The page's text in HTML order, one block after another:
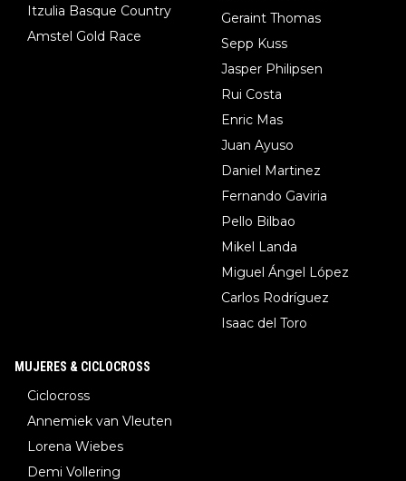
Itzulia Basque Country
Amstel Gold Race
Geraint Thomas
Sepp Kuss
Jasper Philipsen
Rui Costa
Enric Mas
Juan Ayuso
Daniel Martinez
Fernando Gaviria
Pello Bilbao
Mikel Landa
Miguel Ángel López
Carlos Rodríguez
Isaac del Toro
MUJERES & CICLOCROSS
Ciclocross
Annemiek van Vleuten
Lorena Wiebes
Demi Vollering